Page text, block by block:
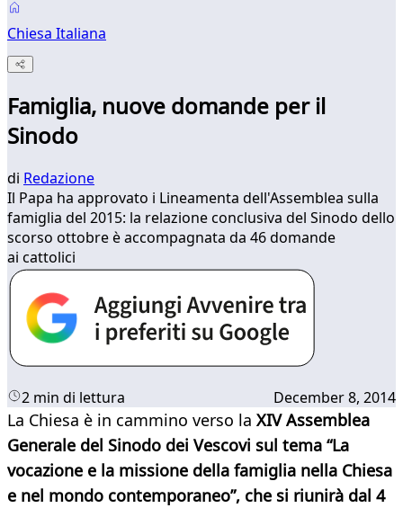
Chiesa Italiana
Famiglia, nuove domande per il
Sinodo
di Redazione
​Il Papa ha approvato i Lineamenta dell'Assemblea sulla
famiglia del 2015: la relazione conclusiva del Sinodo dello
scorso ottobre è accompagnata da 46 domande
ai cattolici
2 min di lettura December 8, 2014
​La Chiesa è in cammino verso la XIV Assemblea
Generale del Sinodo dei Vescovi sul tema “La
vocazione e la missione della famiglia nella Chiesa
e nel mondo contemporaneo”, che si riunirà dal 4